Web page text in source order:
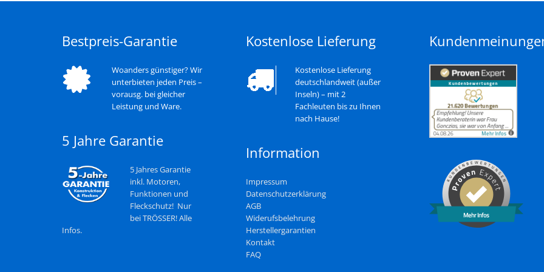
Bestpreis-Garantie
Woanders günstiger? Wir
unterbieten jeden Preis –
vorausg. bei gleicher
Leistung und Ware.
5 Jahre Garantie
5 Jahres Garantie
inkl. Motoren,
Funktionen und
Fleckschutz! Nur
bei TRÖSSER! Alle
Infos.
Kostenlose Lieferung
Kostenlose Lieferung
deutschlandweit (außer
Inseln) – mit 2
Fachleuten bis zu Ihnen
nach Hause!
Information
Impressum
Datenschutzerklärung
AGB
Widerufsbelehrung
Herstellergarantien
Kontakt
FAQ
Mehr Infos